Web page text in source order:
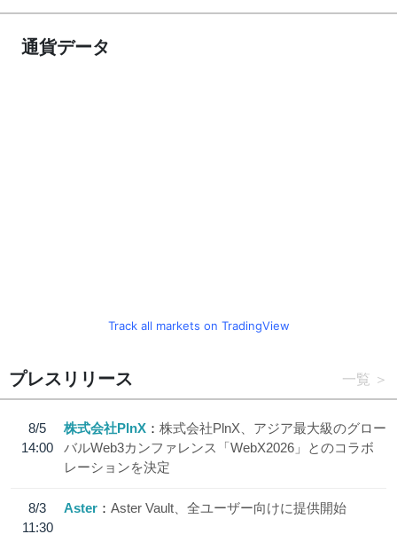
通貨データ
Track all markets on TradingView
プレスリリース 一覧
8/5
14:00
株式会社PlnX
株式会社PlnX、アジア最大級のグロー
バルWeb3カンファレンス「WebX2026」とのコラボ
レーションを決定
8/3
11:30
Aster Aster Vault、全ユーザー向けに提供開始